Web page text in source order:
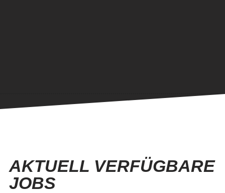
AKTUELL VERFÜGBARE
JOBS